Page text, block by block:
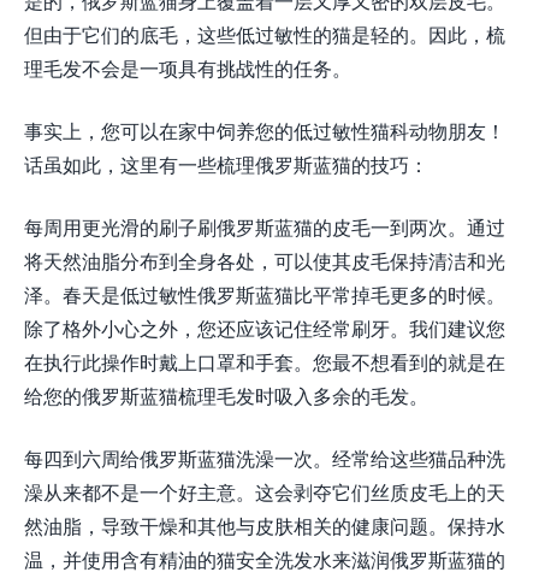
但由于它们的底毛，这些低过敏性的猫是轻的。因此，梳
理毛发不会是一项具有挑战性的任务。
事实上，您可以在家中饲养您的低过敏性猫科动物朋友！
话虽如此，这里有一些梳理俄罗斯蓝猫的技巧：
每周用更光滑的刷子刷俄罗斯蓝猫的皮毛一到两次。通过
将天然油脂分布到全身各处，可以使其皮毛保持清洁和光
泽。春天是低过敏性俄罗斯蓝猫比平常掉毛更多的时候。
除了格外小心之外，您还应该记住经常刷牙。我们建议您
在执行此操作时戴上口罩和手套。您最不想看到的就是在
给您的俄罗斯蓝猫梳理毛发时吸入多余的毛发。
每四到六周给俄罗斯蓝猫洗澡一次。经常给这些猫品种洗
澡从来都不是一个好主意。这会剥夺它们丝质皮毛上的天
然油脂，导致干燥和其他与皮肤相关的健康问题。保持水
温，并使用含有精油的猫安全洗发水来滋润俄罗斯蓝猫的